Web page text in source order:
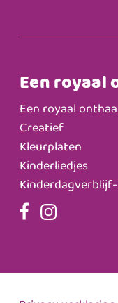
Een royaal
Een royaal
Creatief
Kleurplaten
Kinderliedjes